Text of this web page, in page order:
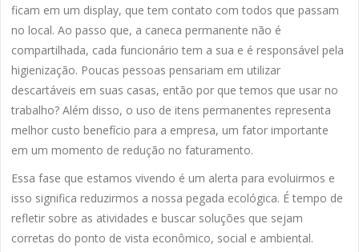
ficam em um display, que tem contato com todos que passam
no local. Ao passo que, a caneca permanente não é
compartilhada, cada funcionário tem a sua e é responsável pela
higienização. Poucas pessoas pensariam em utilizar
descartáveis em suas casas, então por que temos que usar no
trabalho? Além disso, o uso de itens permanentes representa
melhor custo benefício para a empresa, um fator importante
em um momento de redução no faturamento.
Essa fase que estamos vivendo é um alerta para evoluirmos e
isso significa reduzirmos a nossa pegada ecológica. É tempo de
refletir sobre as atividades e buscar soluções que sejam
corretas do ponto de vista econômico, social e ambiental.